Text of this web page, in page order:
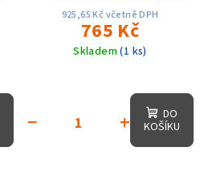
D6x100, přesnost
0.005, AD, 15 tis. ot.
925,65 Kč včetně DPH
765 Kč
Skladem(1 ks)
+
−
DO
KOŠÍKU